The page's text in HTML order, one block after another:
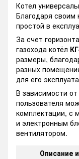
Котел
Благодаря своим
простой в
За счет
газохода котёл
размеры,
разных
для его
В зависимости
пользователя
комплектации, с
и электронным
вентилятором.
Описание